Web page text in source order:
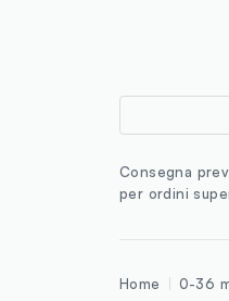
Consegna
per ordini
Home 0-36